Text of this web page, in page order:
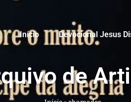
Início Devocional Jesus
de